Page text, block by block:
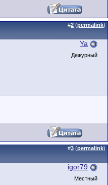
#2 (permalink)
Ya
Дежурный
#3 (permalink)
igor79
Местный